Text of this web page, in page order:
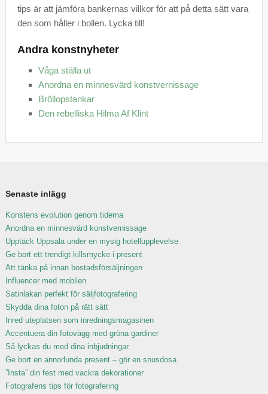
tips är att jämföra bankernas villkor för att på detta sätt vara
den som håller i bollen. Lycka till!
Andra konstnyheter
Våga ställa ut
Anordna en minnesvärd konstvernissage
Bröllopstankar
Den rebelliska Hilma Af Klint
Senaste inlägg
Konstens evolution genom tiderna
Anordna en minnesvärd konstvernissage
Upptäck Uppsala under en mysig hotellupplevelse
Ge bort ett trendigt killsmycke i present
Att tänka på innan bostadsförsäljningen
Influencer med mobilen
Satinlakan perfekt för säljfotografering
Skydda dina foton på rätt sätt
Inred uteplatsen som inredningsmagasinen
Accentuera din fotovägg med gröna gardiner
Så lyckas du med dina inbjudningar
Ge bort en annorlunda present – gör en snusdosa
”Insta” din fest med vackra dekorationer
Fotografens tips för fotografering